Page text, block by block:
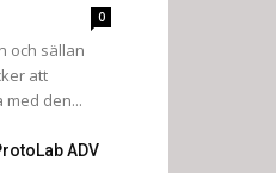
0
och sällan
att
med den...
ADV